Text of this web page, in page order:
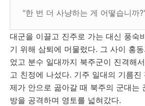
"한 번 더 사냥하는 게 어떻습니까
대군을 이끌고 진주로 가는 대신 풍숙
기 위해 삼퇴에 머물렀다. 그 사이 홍
었고 분수 일대까지 북주군이 진격해
고 친정에 나섰다. 기주 일대의 기름진
제가 안으로 곪아갈 때 북주의 군대는
방을 공격하며 영토를 넓혀갔다.